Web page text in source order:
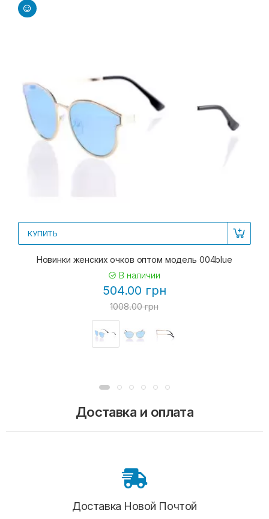
КУПИТЬ
Новинки женских очков оптом модель 004blue
В наличии
504.00 грн
1008.00 грн
Доставка и оплата
Доставка Новой Почтой